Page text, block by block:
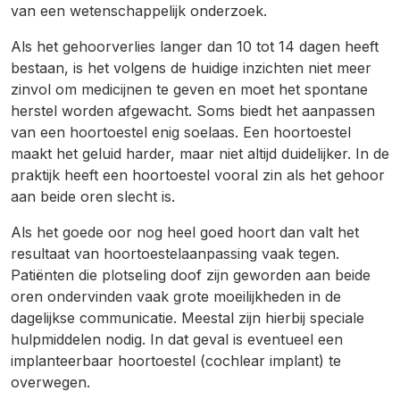
van een wetenschappelijk onderzoek.
Als het gehoorverlies langer dan 10 tot 14 dagen heeft
bestaan, is het volgens de huidige inzichten niet meer
zinvol om medicijnen te geven en moet het spontane
herstel worden afgewacht. Soms biedt het aanpassen
van een hoortoestel enig soelaas. Een hoortoestel
maakt het geluid harder, maar niet altijd duidelijker. In de
praktijk heeft een hoortoestel vooral zin als het gehoor
aan beide oren slecht is.
Als het goede oor nog heel goed hoort dan valt het
resultaat van hoortoestelaanpassing vaak tegen.
Patiënten die plotseling doof zijn geworden aan beide
oren ondervinden vaak grote moeilijkheden in de
dagelijkse communicatie. Meestal zijn hierbij speciale
hulpmiddelen nodig. In dat geval is eventueel een
implanteerbaar hoortoestel (cochlear implant) te
overwegen.